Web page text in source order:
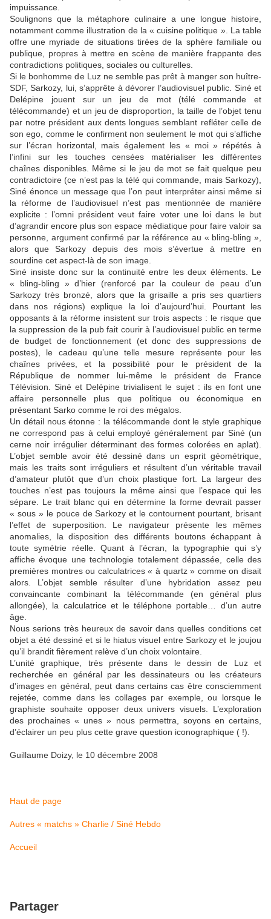
impuissance.
Soulignons que la métaphore culinaire a une longue histoire,
notamment comme illustration de la « cuisine politique ». La table
offre une myriade de situations tirées de la sphère familiale ou
publique, propres à mettre en scène de manière frappante des
contradictions politiques, sociales ou culturelles.
Si le bonhomme de Luz ne semble pas prêt à manger son huître-
SDF, Sarkozy, lui, s’apprête à dévorer l’audiovisuel public. Siné et
Delépine jouent sur un jeu de mot (télé commande et
télécommande) et un jeu de disproportion, la taille de l’objet tenu
par notre président aux dents longues semblant refléter celle de
son ego, comme le confirment non seulement le mot qui s’affiche
sur l’écran horizontal, mais également les « moi » répétés à
l’infini sur les touches censées matérialiser les différentes
chaînes disponibles. Même si le jeu de mot se fait quelque peu
contradictoire (ce n’est pas la télé qui commande, mais Sarkozy),
Siné énonce un message que l’on peut interpréter ainsi même si
la réforme de l’audiovisuel n’est pas mentionnée de manière
explicite : l’omni président veut faire voter une loi dans le but
d’agrandir encore plus son espace médiatique pour faire valoir sa
personne, argument confirmé par la référence au « bling-bling »,
alors que Sarkozy depuis des mois s’évertue à mettre en
sourdine cet aspect-là de son image.
Siné insiste donc sur la continuité entre les deux éléments. Le
« bling-bling » d’hier (renforcé par la couleur de peau d’un
Sarkozy très bronzé, alors que la grisaille a pris ses quartiers
dans nos régions) explique la loi d’aujourd’hui. Pourtant les
opposants à la réforme insistent sur trois aspects : le risque que
la suppression de la pub fait courir à l’audiovisuel public en terme
de budget de fonctionnement (et donc des suppressions de
postes), le cadeau qu’une telle mesure représente pour les
chaînes privées, et la possibilité pour le président de la
République de nommer lui-même le président de France
Télévision. Siné et Delépine trivialisent le sujet : ils en font une
affaire personnelle plus que politique ou économique en
présentant Sarko comme le roi des mégalos.
Un détail nous étonne : la télécommande dont le style graphique
ne correspond pas à celui employé généralement par Siné (un
cerne noir irrégulier déterminant des formes colorées en aplat).
L’objet semble avoir été dessiné dans un esprit géométrique,
mais les traits sont irréguliers et résultent d’un véritable travail
d’amateur plutôt que d’un choix plastique fort. La largeur des
touches n’est pas toujours la même ainsi que l’espace qui les
sépare. Le trait blanc qui en détermine la forme devrait passer
« sous » le pouce de Sarkozy et le contournent pourtant, brisant
l’effet de superposition. Le navigateur présente les mêmes
anomalies, la disposition des différents boutons échappant à
toute symétrie réelle. Quant à l’écran, la typographie qui s’y
affiche évoque une technologie totalement dépassée, celle des
premières montres ou calculatrices « à quartz » comme on disait
alors. L’objet semble résulter d’une hybridation assez peu
convaincante combinant la télécommande (en général plus
allongée), la calculatrice et le téléphone portable… d’un autre
âge.
Nous serions très heureux de savoir dans quelles conditions cet
objet a été dessiné et si le hiatus visuel entre Sarkozy et le joujou
qu’il brandit fièrement relève d’un choix volontaire.
L’unité graphique, très présente dans le dessin de Luz et
recherchée en général par les dessinateurs ou les créateurs
d’images en général, peut dans certains cas être consciemment
rejetée, comme dans les collages par exemple, ou lorsque le
graphiste souhaite opposer deux univers visuels. L’exploration
des prochaines « unes » nous permettra, soyons en certains,
d’éclairer un peu plus cette grave question iconographique ( !).
Guillaume Doizy, le 10 décembre 2008
Haut de page
Autres « matchs » Charlie / Siné Hebdo
Accueil
Partager